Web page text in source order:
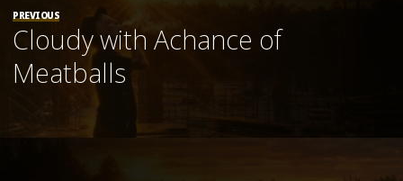
PREVIOUS
Cloudy with Achance of
Meatballs